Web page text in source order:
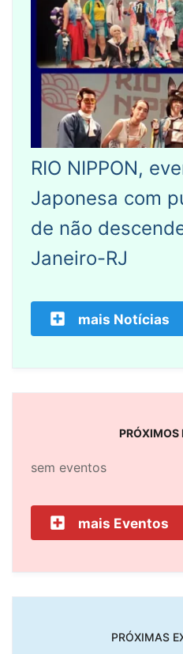
RIO NIPPON,
Japonesa com
de não
Janeiro-RJ
mais Notícias
PRÓXIMOS
sem eventos
mais Eventos
PRÓXIMAS